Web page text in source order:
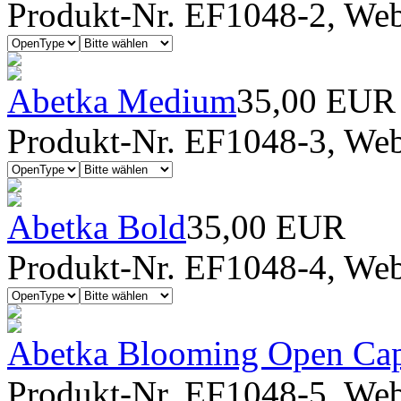
Produkt-Nr. EF1048-2,
Abetka Medium35,00 EUR
Produkt-Nr. EF1048-3,
Abetka Bold35,00 EUR
Produkt-Nr. EF1048-4,
Abetka Blooming Open